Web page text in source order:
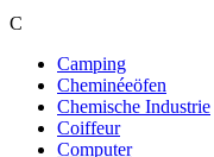
C
Camping
Cheminéeöfen
Chemische Industrie
Coiffeur
Computer